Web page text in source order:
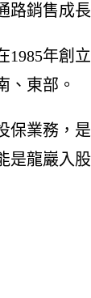
路銷售成
1985年創
、東部。
保業務，
是龍巖入